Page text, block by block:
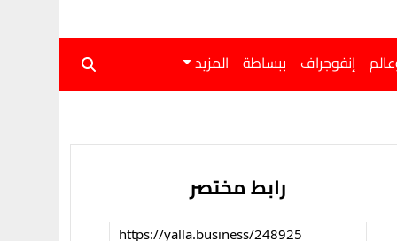
إنفوجراف ببساطة المزيد
رابط مختصر